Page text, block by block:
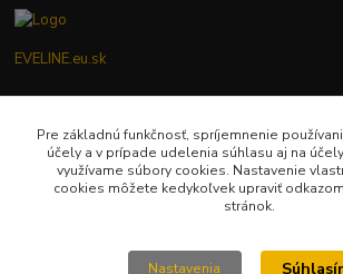
EVELINE.eu.sk
0949781904
(Po-Pia ) 9:00-18:00
eveline.eu.sk@gmail.com
Pre základnú funkčnosť, spríjemnenie
účely a v prípade udelenia súhlasu aj na
využívame súbory cookies. Nastavenie
cookies môžete kedykoľvek upraviť
stránok.
Nastavenia